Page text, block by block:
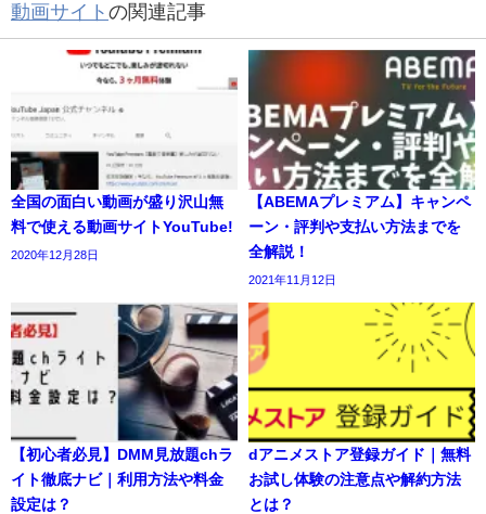
動画サイト の関連記事
全国の面白い動画が盛り沢山無
料で使える動画サイトYouTube!
2020年12月28日
【ABEMAプレミアム】キャンペ
ーン・評判や支払い方法までを
全解説！
2021年11月12日
【初心者必見】DMM見放題chラ
イト徹底ナビ｜利用方法や料金
設定は？
dアニメストア登録ガイド｜無料
お試し体験の注意点や解約方法
とは？